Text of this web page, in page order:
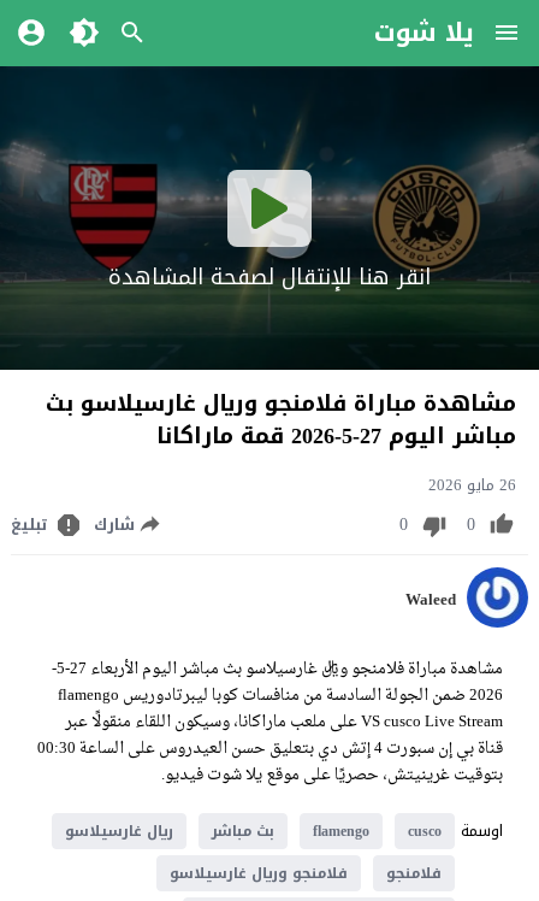
يلا شوت
انقر هنا للإنتقال لصفحة المشاهدة
مشاهدة مباراة فلامنجو وريال غارسيلاسو بث
مباشر اليوم 27-5-2026 قمة ماراكانا
26 مايو 2026
0
0 شارك تبليغ
Waleed
مشاهدة مباراة فلامنجو وريال غارسيلاسو بث مباشر اليوم الأربعاء 27-5-
2026 ضمن الجولة السادسة من منافسات كوبا ليبرتادوريس flamengo
VS cusco Live Stream على ملعب ماراكانا، وسيكون اللقاء منقولًا عبر
قناة بي إن سبورت 4 إتش دي بتعليق حسن العيدروس على الساعة 00:30
بتوقيت غرينيتش، حصريًا على موقع يلا شوت فيديو.
اوسمة
cusco
flamengo بث مباشر
ريال غارسيلاسو
فلامنجو
فلامنجو وريال غارسيلاسو